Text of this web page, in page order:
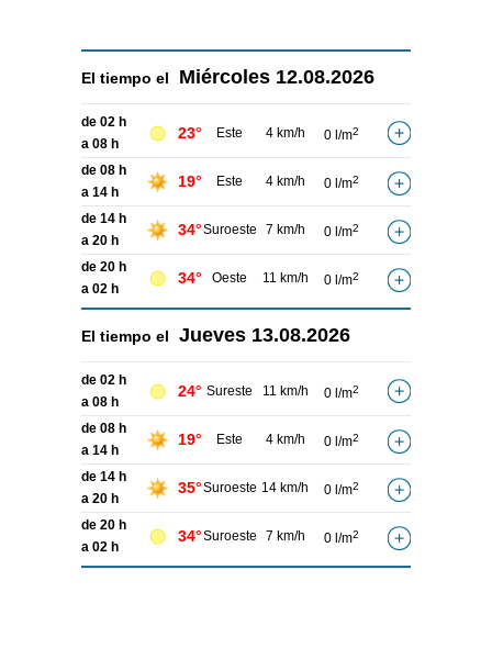
El tiempo el Miércoles 12.08.2026
de 02 h
a 08 h
23° Este 4 km/h 0 l/m2
de 08 h
a 14 h
19° Este 4 km/h 0 l/m2
de 14 h
a 20 h
34°Suroeste 7 km/h 0 l/m2
de 20 h
a 02 h
34° Oeste 11 km/h 0 l/m2
El tiempo el Jueves 13.08.2026
de 02 h
a 08 h
24° Sureste 11 km/h 0 l/m2
de 08 h
a 14 h
19° Este 4 km/h 0 l/m2
de 14 h
a 20 h
35°Suroeste 14 km/h 0 l/m2
de 20 h
a 02 h
34°Suroeste 7 km/h 0 l/m2